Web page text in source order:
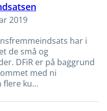
2019
har i
de små og
DFiR er på baggrund
med ni
ku...